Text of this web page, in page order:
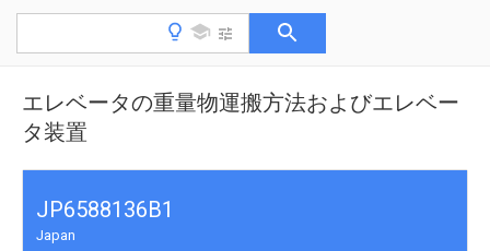
エレベータの重量物運搬方法およびエレベー
タ装置
JP6588136B1
Japan